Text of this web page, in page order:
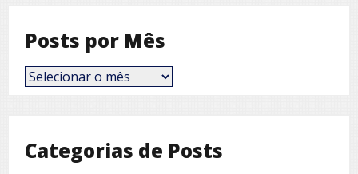
Posts por Mês
Posts
por
Categorias de Posts